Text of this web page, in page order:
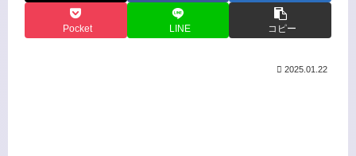
Pocket LINE コピー
2025.01.22